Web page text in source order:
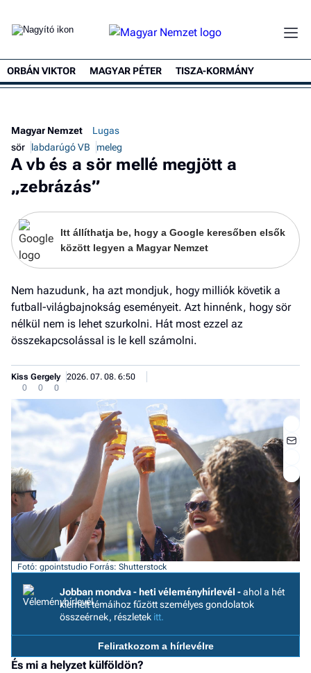
ORBÁN VIKTOR MAGYAR PÉTER TISZA-KORMÁNY
Magyar Nemzet
Lugas
sör
labdarúgó VB meleg
A vb és a sör mellé megjött a
„zebrázás”
Itt állíthatja be, hogy a Google keresőben elsők
között legyen a Magyar Nemzet
Nem hazudunk, ha azt mondjuk, hogy milliók követik a
futball-világbajnokság eseményeit. Azt hinnénk, hogy sör
nélkül nem is lehet szurkolni. Hát most ezzel az
összekapcsolással is le kell számolni.
Kiss Gergely
2026. 07. 08. 6:50
0
0 0
Fotó: gpointstudio Forrás: Shutterstock
Jobban mondva - heti véleményhírlevél -ahol a hét
kiemelt témáihoz fűzött személyes gondolatok
összeérnek, részletek itt.
Feliratkozom a hírlevélre
És mi a helyzet külföldön?